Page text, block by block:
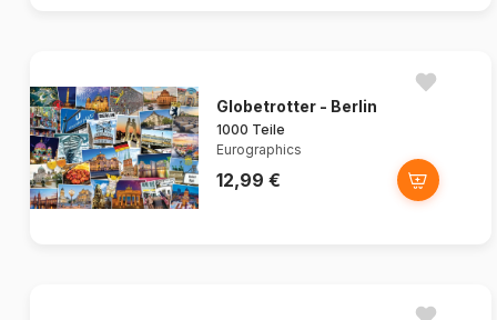
Globetrotter - Berlin
1000 Teile
Eurographics
12,99 €